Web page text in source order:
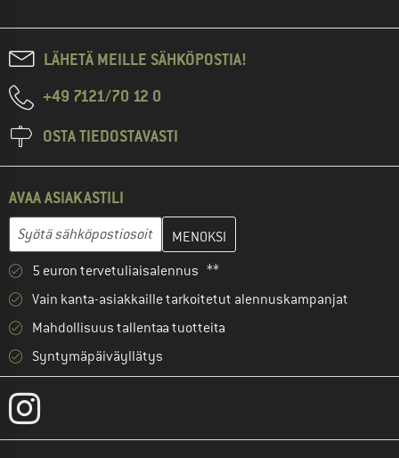
LÄHETÄ MEILLE SÄHKÖPOSTIA!
+49 7121/70 12 0
OSTA TIEDOSTAVASTI
AVAA ASIAKASTILI
Syötä sähköpostiosoitteesi...
Anna sähköpostiosoitteesi ja luo seuraavassa vaiheessa
5 euron tervetuliaisalennus **
Vain kanta-asiakkaille tarkoitetut alennuskampanjat
Mahdollisuus tallentaa tuotteita
Syntymäpäiväyllätys